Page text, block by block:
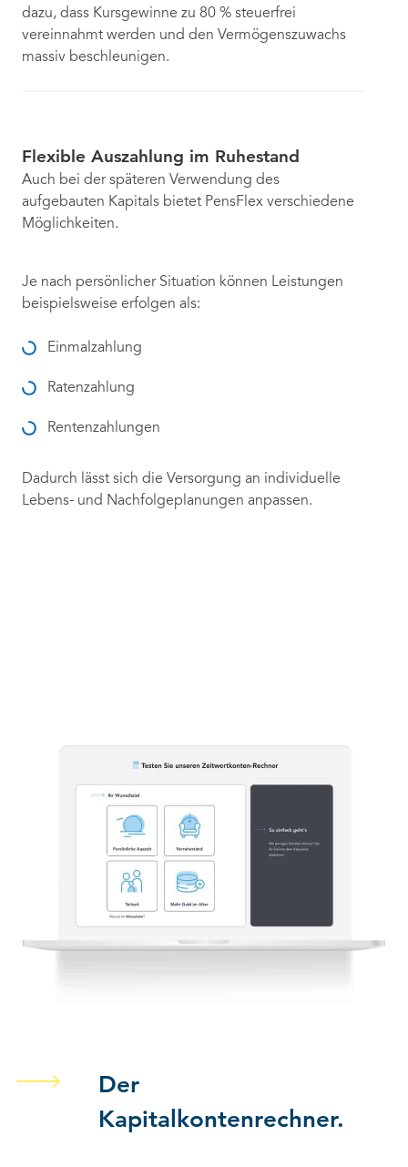
dazu, dass Kursgewinne zu 80 % steuerfrei
vereinnahmt werden und den Vermögenszuwachs
massiv beschleunigen.
Flexible Auszahlung im Ruhestand
Auch bei der späteren Verwendung des
aufgebauten Kapitals bietet PensFlex verschiedene
Möglichkeiten.
Je nach persönlicher Situation können Leistungen
beispielsweise erfolgen als:
Einmalzahlung
Ratenzahlung
Rentenzahlungen
Dadurch lässt sich die Versorgung an individuelle
Lebens- und Nachfolgeplanungen anpassen.
Der
Kapitalkontenrechner.